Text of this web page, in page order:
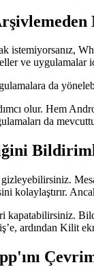
istemiyorsanız,
ve uygulamalar
da
olur. Hem
da
kolaylaştırır.
kapatabilirsiniz.
ardından Kilit